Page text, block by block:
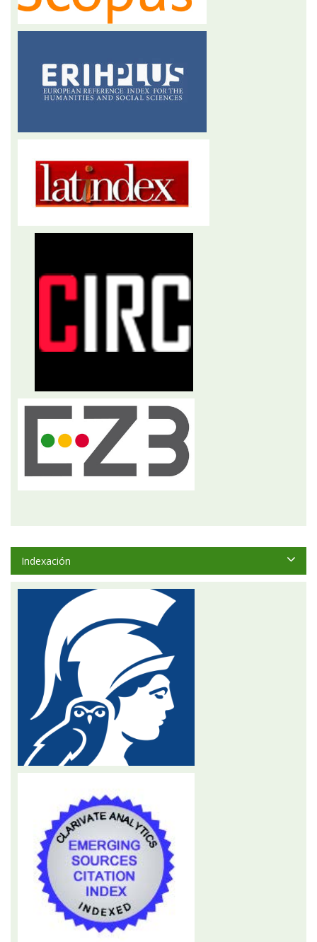
Indexación